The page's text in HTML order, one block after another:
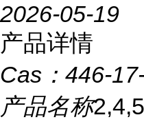
2026-05-19
产品详情
Cas： 446-
产品名称